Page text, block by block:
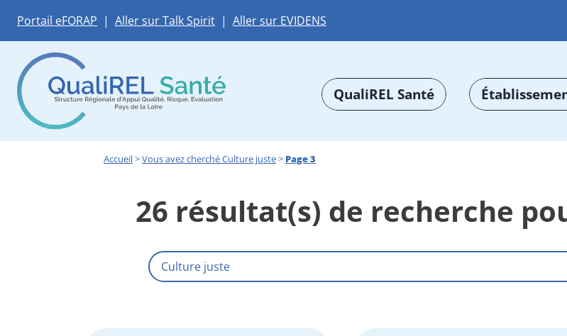
Portail eFORAP | Aller sur Talk Spirit | Aller sur EVIDENS
QualiREL Santé
Accueil>Vous avez cherché Culture juste> Page 3
26 résultat(s) de recherche
Rechercher